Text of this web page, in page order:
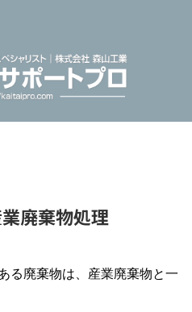
廃棄物処理
る廃棄物は、産業廃棄物と一